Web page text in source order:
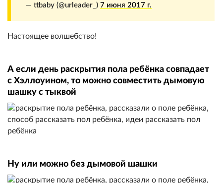
— ttbaby (@urleader_) 7 июня 2017 г.
Настоящее волшебство!
А если день раскрытия пола ребёнка совпадает
с Хэллоуином, то можно совместить дымовую
шашку с тыквой
Ну или можно без дымовой шашки